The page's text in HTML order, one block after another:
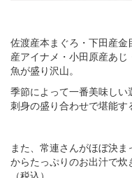
佐渡産本まぐろ・下田産
産アイナメ・小田原産あ
魚が盛り沢山。
季節によって一番美味しい
刺身の盛り合わせで堪能す
また、常連さんがほぼ決
からたっぷりのお出汁で
（税込）。